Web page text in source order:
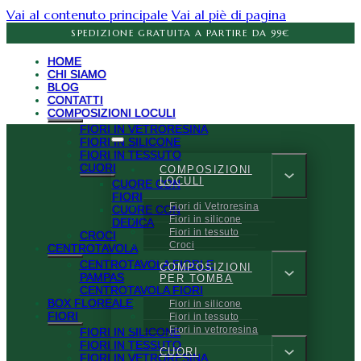
Vai al contenuto principale Vai al piè di pagina
SPEDIZIONE GRATUITA A PARTIRE DA 99€
HOME
CHI SIAMO
BLOG
CONTATTI
COMPOSIZIONI LOCULI
FIORI IN VETRORESINA
FIORI IN SILICONE
FIORI IN TESSUTO
CUORI
CUORE CON
FIORI
CUORE CON
DEDICA
CROCI
CENTROTAVOLA
CENTROTAVOLA FIORI E
PAMPAS
CENTROTAVOLA FIORI
BOX FLOREALE
FIORI
FIORI IN SILICONE
FIORI IN TESSUTO
FIORI IN VETRORESINA
COMPOSIZIONI
LOCULI
Fiori di Vetroresina
Fiori in silicone
Fiori in tessuto
Croci
COMPOSIZIONI
PER TOMBA
Fiori in silicone
Fiori in tessuto
Fiori in vetroresina
CUORI